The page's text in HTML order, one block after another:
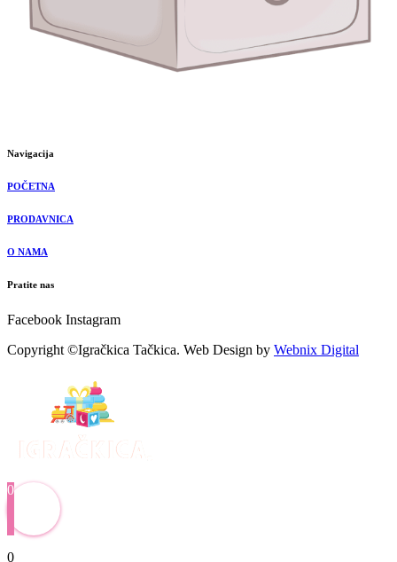
Navigacija
POČETNA
PRODAVNICA
O NAMA
Pratite nas
Facebook Instagram
Copyright ©Igračkica Tačkica. Web Design by Webnix Digital
0
0